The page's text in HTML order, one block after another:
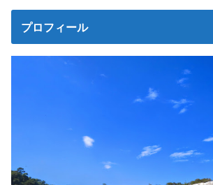
プロフィール